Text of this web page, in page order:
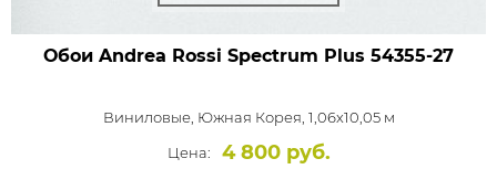
Обои Andrea Rossi Spectrum Plus 54355-27
Виниловые, Южная Корея, 1,06x10,05 м
Цена:
4 800 руб.